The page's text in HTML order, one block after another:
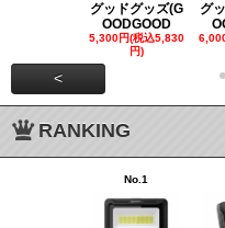
グッドグッズ(G
OODGOOD
5,300円(税込5,830
円)
グ
<
RANKING
No.1